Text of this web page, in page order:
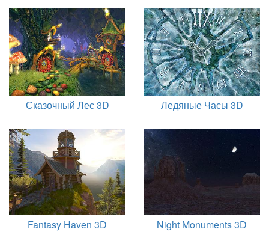
Сказочный Лес 3D Ледяные Часы 3D
Fantasy Haven 3D Night Monuments 3D